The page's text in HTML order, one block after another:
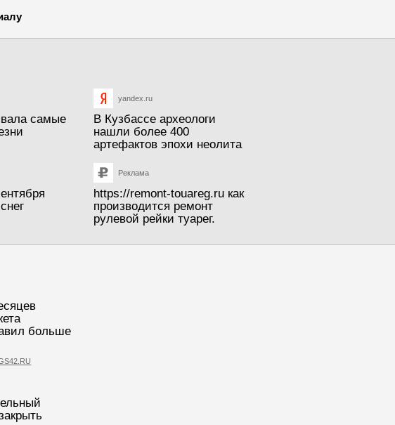
самые
yandex.ru
В Кузбассе археологи
нашли более 400
артефактов эпохи неолита
Реклама
https://remont-touareg.ruкак
производится ремонт
рулевой рейки туарег.
больше